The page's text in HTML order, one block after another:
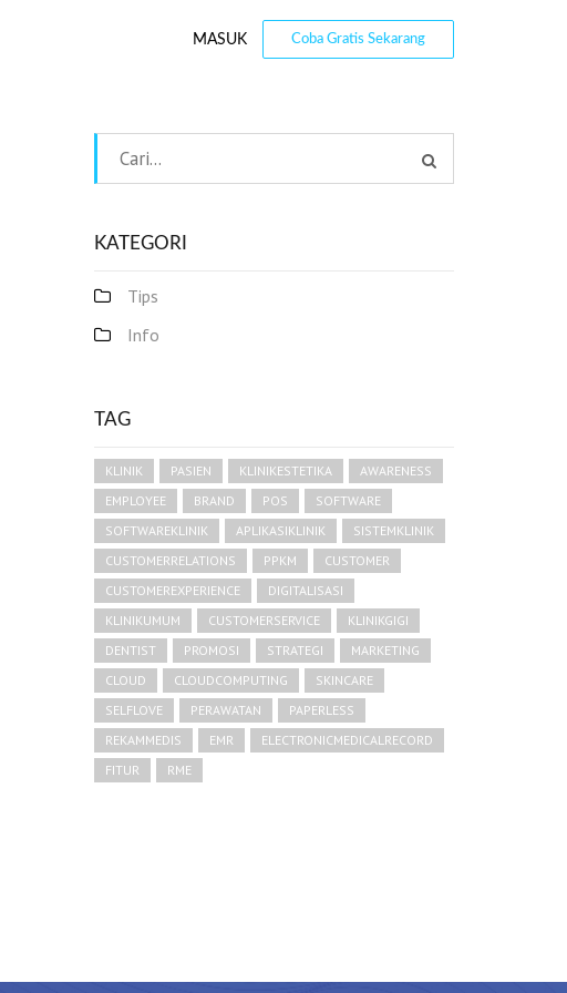
MASUK Coba Gratis Sekarang
KATEGORI
Tips
Info
TAG
KLINIK PASIEN KLINIKESTETIKA
AWARENESS
EMPLOYEE
BRAND POS
SOFTWARE
SOFTWAREKLINIK
APLIKASIKLINIK
SISTEMKLINIK
CUSTOMERRELATIONS
PPKM
CUSTOMER
CUSTOMEREXPERIENCE
DIGITALISASI
KLINIKUMUM
CUSTOMERSERVICE
KLINIKGIGI
DENTIST
PROMOSI STRATEGI
MARKETING
CLOUD
CLOUDCOMPUTING
SKINCARE
SELFLOVE
PERAWATAN
PAPERLESS
REKAMMEDIS
EMR
ELECTRONICMEDICALRECORD
FITUR
RME